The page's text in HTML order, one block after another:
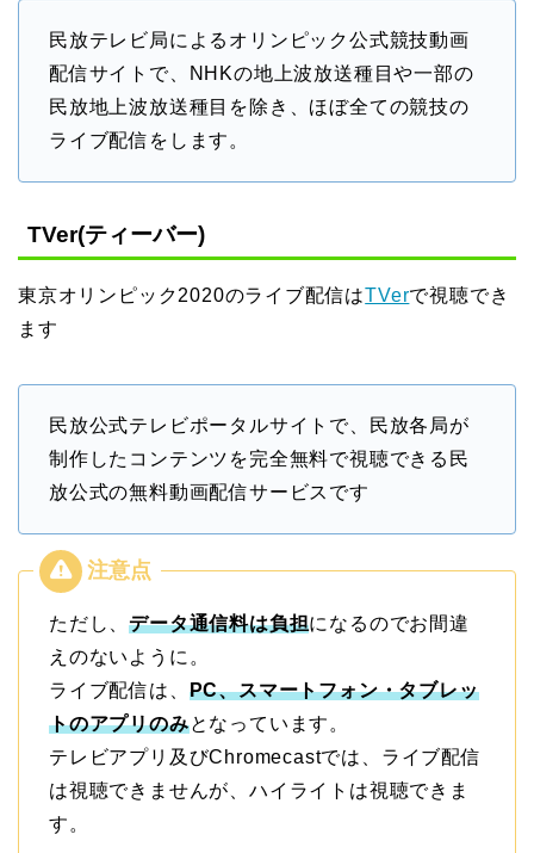
民放テレビ局によるオリンピック公式競技動画
配信サイトで、NHKの地上波放送種目や一部の
民放地上波放送種目を除き、ほぼ全ての競技の
ライブ配信をします。
TVer(ティーバー)
東京オリンピック2020のライブ配信はTVerで視聴でき
ます
民放公式テレビポータルサイトで、民放各局が
制作したコンテンツを完全無料で視聴できる民
放公式の無料動画配信サービスです
ただし、データ通信料は負担になるのでお間違
えのないように。
ライブ配信は、 PC、スマートフォン・タブレッ
トのアプリのみとなっています。
テレビアプリ及びChromecastでは、ライブ配信
は視聴できませんが、ハイライトは視聴できま
す。